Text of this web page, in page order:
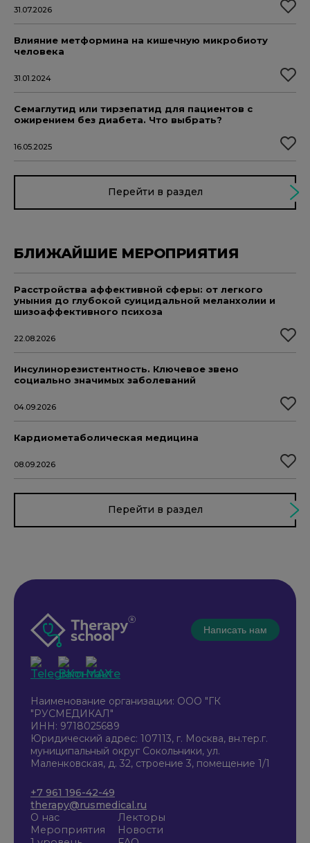
31.07.2026
Влияние метформина на кишечную микробиоту
человека
31.01.2024
Семаглутид или тирзепатид для пациентов с
ожирением без диабета. Что выбрать?
16.05.2025
Перейти в раздел
БЛИЖАЙШИЕ МЕРОПРИЯТИЯ
Расстройства аффективной сферы: от легкого
уныния до глубокой суицидальной меланхолии и
шизоаффективного психоза
22.08.2026
Инсулинорезистентность. Ключевое звено
социально значимых заболеваний
04.09.2026
Кардиометаболическая медицина
08.09.2026
Перейти в раздел
Написать нам
Наименование организации: ООО "ГК
"РУСМЕДИКАЛ"
ИНН: 9718025689
Юридический адрес: 107113, г. Москва, вн.тер.г.
муниципальный округ Сокольники, ул.
Маленковская, д. 32, строение 3, помещение 1/1
+7 961 196-42-49
therapy@rusmedical.ru
О нас
Мероприятия
Лекторы
Новости